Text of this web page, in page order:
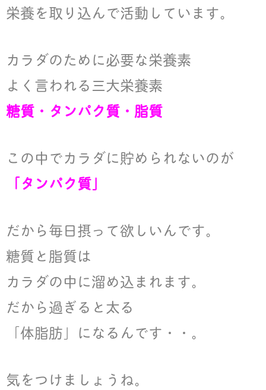
栄養を取り込んで活動しています。
カラダのために必要な栄養素
よく言われる三大栄養素
糖質・タンパク質・脂質
この中でカラダに貯められないのが
「タンパク質」
だから毎日摂って欲しいんです。
糖質と脂質は
カラダの中に溜め込まれます。
だから過ぎると太る
「体脂肪」になるんです・・。
気をつけましょうね。